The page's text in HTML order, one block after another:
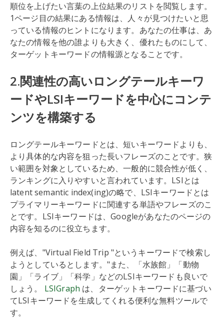
順位を上げたい言葉の上位結果のリストを閲覧します。
1ページ目の結果にある情報は、人々が見つけたいと思
っている情報のヒントになります。あなたの仕事は、あ
なたの情報を他の誰よりも大きく、優れたものにして、
ターゲットキーワードの情報源となることです。
2.関連性の高いロングテールキーワ
ードやLSIキーワードを中心にコンテ
ンツを構築する
ロングテールキーワードとは、短いキーワードよりも、
より具体的な内容を狙った長いフレーズのことです。狭
い範囲を対象としているため、一般的に競合性が低く、
ランキングに入りやすいと言われています。LSIとは
latent semantic index(ing)の略で、LSIキーワードとは
プライマリーキーワードに関連する単語やフレーズのこ
とです。LSIキーワードは、Googleがあなたのページの
内容を知るのに役立ちます。
例えば、"Virtual Field Trip "というキーワードで検索し
ようとしているとします。"また、「水族館」「動物
園」「ライブ」「科学」などのLSIキーワードも良いで
しょう。 LSIGraph は、ターゲットキーワードに基づい
てLSIキーワードを生成してくれる便利な無料ツールで
す。